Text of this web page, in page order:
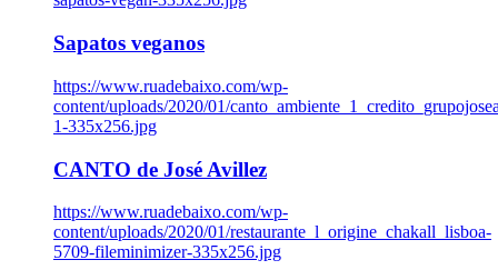
Sapatos veganos
https://www.ruadebaixo.com/wp-
content/uploads/2020/01/
1-335x256.jpg
CANTO de José Avillez
https://www.ruadebaixo.com/wp-
content/uploads/2020/01/restaurante_l_origine_chakall_lisboa-
5709-fileminimizer-335x256.jpg